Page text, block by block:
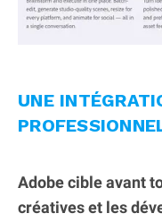
UNE
Adobe cible avant
créatives et les